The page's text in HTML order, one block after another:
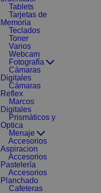
Tablets
Tarjetas de
Memoria
Teclados
Toner
Varios
Webcam
Fotografía
Cámaras
Digitales
Cámaras
Reflex
Marcos
Digitales
Prismáticos y
Optica
Menaje
Accesorios
Aspiracion
Accesorios
Pastelería
Accesorios
Planchado
Cafeteras